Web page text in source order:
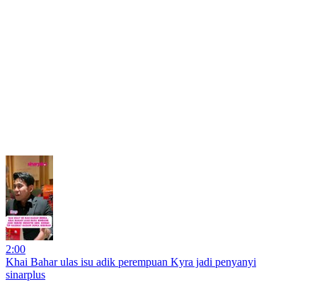
2:00
Khai Bahar ulas isu adik perempuan Kyra jadi penyanyi
sinarplus